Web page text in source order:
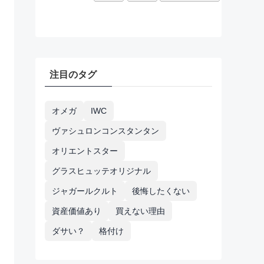
注目のタグ
オメガ IWC
ヴァシュロンコンスタンタン
オリエントスター
グラスヒュッテオリジナル
ジャガールクルト 後悔したくない
資産価値あり 買えない理由
ダサい？ 格付け